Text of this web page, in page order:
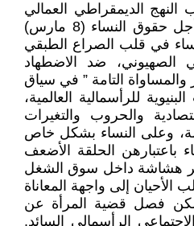
الديمقراطي العمالي
اليوم العالمي للنضال من أجل حقوق النساء (8 مارس)
في قلب الصراع الطبقي
الصهيوني، ضد الاضطهاد
والمساواة التامة ” في سياق
للرأسمالية العالمية،
والحروب والتغيرات
وعلى النساء بشكل خاص
باعتبارهن الحلقة الأضعف
هشاشة داخل سوق الشغل
إلى واجهة المعاناة
يمكن فصل قضية المرأة عن
الرأسمالي السائد.